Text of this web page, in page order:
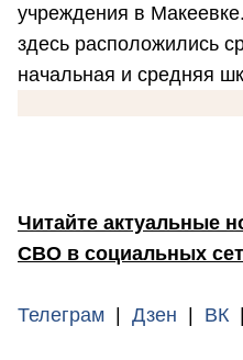
учреждения в
здесь расположились
начальная и средняя
Читайте актуальные
СВО в социальных
Телеграм | Дзен | ВК